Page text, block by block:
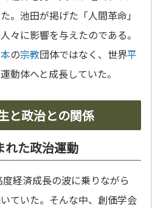
。池田が掲げた「人間革命」
々に影響を与えたのである。
本の宗教団体ではなく、世界平
動体へと成長していた。
と政治との関係
れた政治運動
度経済成長の波に乗りながら
ていた。そんな中、創価学会